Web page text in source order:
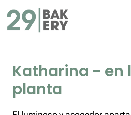
Katharina - en
planta